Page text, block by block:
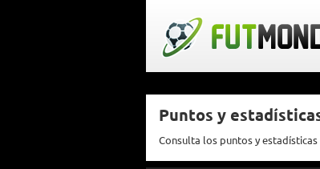
Puntos y
Consulta los puntos y